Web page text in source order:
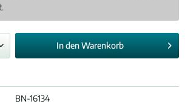
In denWarenkorb
BN-16134